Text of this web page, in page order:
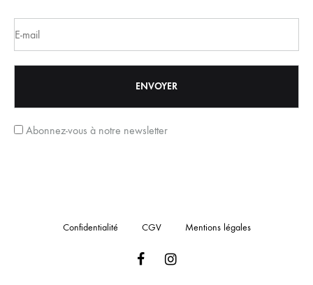
Abonnez-vous à notre newsletter
Confidentialité CGV Mentions légales
FacebookInstagram